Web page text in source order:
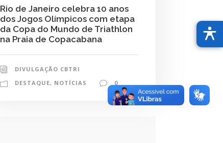
Rio de Janeiro celebra 10 anos
dos Jogos Olímpicos com etapa
da Copa do Mundo de Triathlon
na Praia de Copacabana
DIVULGAÇÃO CBTRI
DESTAQUE, NOTÍCIAS 0